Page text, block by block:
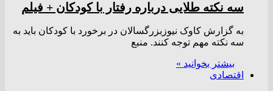
سه نکته طلایی درباره رفتار با کودکان + فیلم
به گزارش کاوک نیوزبزرگسالان در برخورد با کودکان باید به
سه نکته مهم توجه کنند. منبع
بیشتر بخوانید »
اقتصادی